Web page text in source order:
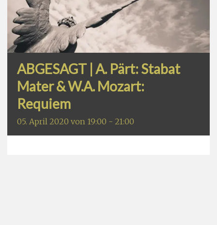
ABGESAGT | A. Pärt: Stabat
Mater & W.A. Mozart:
Requiem
05. April 2020 von 19:00 - 21:00